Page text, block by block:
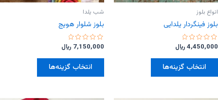
انواع بلوز
بلوز فینگردار یلدایی
امتیاز
0
از
4,450,000 ﷼
انتخاب گزینه‌ها
این
شب یلدا
بلوز شلوار هویج
امتیاز
0
از
7,150,000 ﷼
انتخاب گزینه‌ها
این